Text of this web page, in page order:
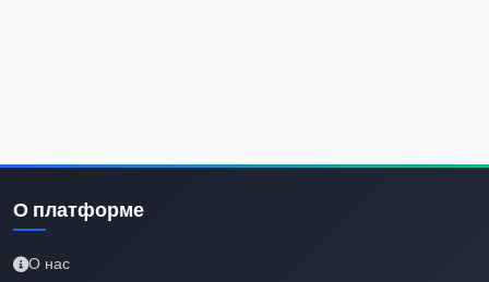
О платформе
О нас